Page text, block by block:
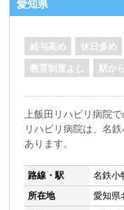
愛知県
給与高め 休日多め
教育制度よし 駅か
上飯田リハビリ病院
リハビリ病院は、名
あります。
路線・駅
名鉄小
所在地
愛知県